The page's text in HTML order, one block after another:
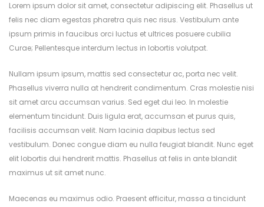
Lorem ipsum dolor sit amet, consectetur adipiscing elit. Phasellus ut
felis nec diam egestas pharetra quis nec risus. Vestibulum ante
ipsum primis in faucibus orci luctus et ultrices posuere cubilia
Curae; Pellentesque interdum lectus in lobortis volutpat.
Nullam ipsum ipsum, mattis sed consectetur ac, porta nec velit.
Phasellus viverra nulla at hendrerit condimentum. Cras molestie nisi
sit amet arcu accumsan varius. Sed eget dui leo. In molestie
elementum tincidunt. Duis ligula erat, accumsan et purus quis,
facilisis accumsan velit. Nam lacinia dapibus lectus sed
vestibulum. Donec congue diam eu nulla feugiat blandit. Nunc eget
elit lobortis dui hendrerit mattis. Phasellus at felis in ante blandit
maximus ut sit amet nunc.
Maecenas eu maximus odio. Praesent efficitur, massa a tincidunt